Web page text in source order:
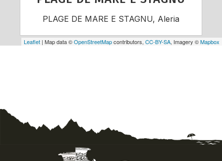
Leaflet | Map data ©OpenStreetMapcontributors, CC-BY-SA, Imagery ©Mapbox
PLAGE DE MARE E STAGNU, Aleria